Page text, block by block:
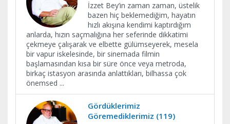
İzzet Bey’in zaman zaman, üstelik
bazen hiç beklemediğim, hayatın
hızlı akışına kendimi kaptırdığım
anlarda, hızın saçmalığına her seferinde dikkatimi
çekmeye çalışarak ve elbette gülümseyerek, mesela
bir vapur iskelesinde, bir sinemada filmin
başlamasından kısa bir süre önce veya metroda,
birkaç istasyon arasında anlattıkları, bilhassa çok
önemsed ...
Gördüklerimiz
Göremediklerimiz (119)